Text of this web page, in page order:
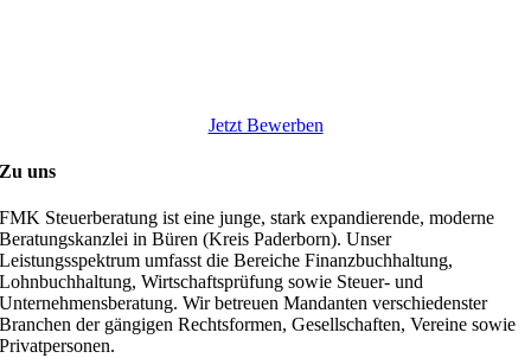
Jetzt Bewerben
Zu uns
FMK Steuerberatung ist eine junge, stark expandierende, moderne
Beratungskanzlei in Büren (Kreis Paderborn). Unser
Leistungsspektrum umfasst die Bereiche Finanzbuchhaltung,
Lohnbuchhaltung, Wirtschaftsprüfung sowie Steuer- und
Unternehmensberatung. Wir betreuen Mandanten verschiedenster
Branchen der gängigen Rechtsformen, Gesellschaften, Vereine sowie
Privatpersonen.